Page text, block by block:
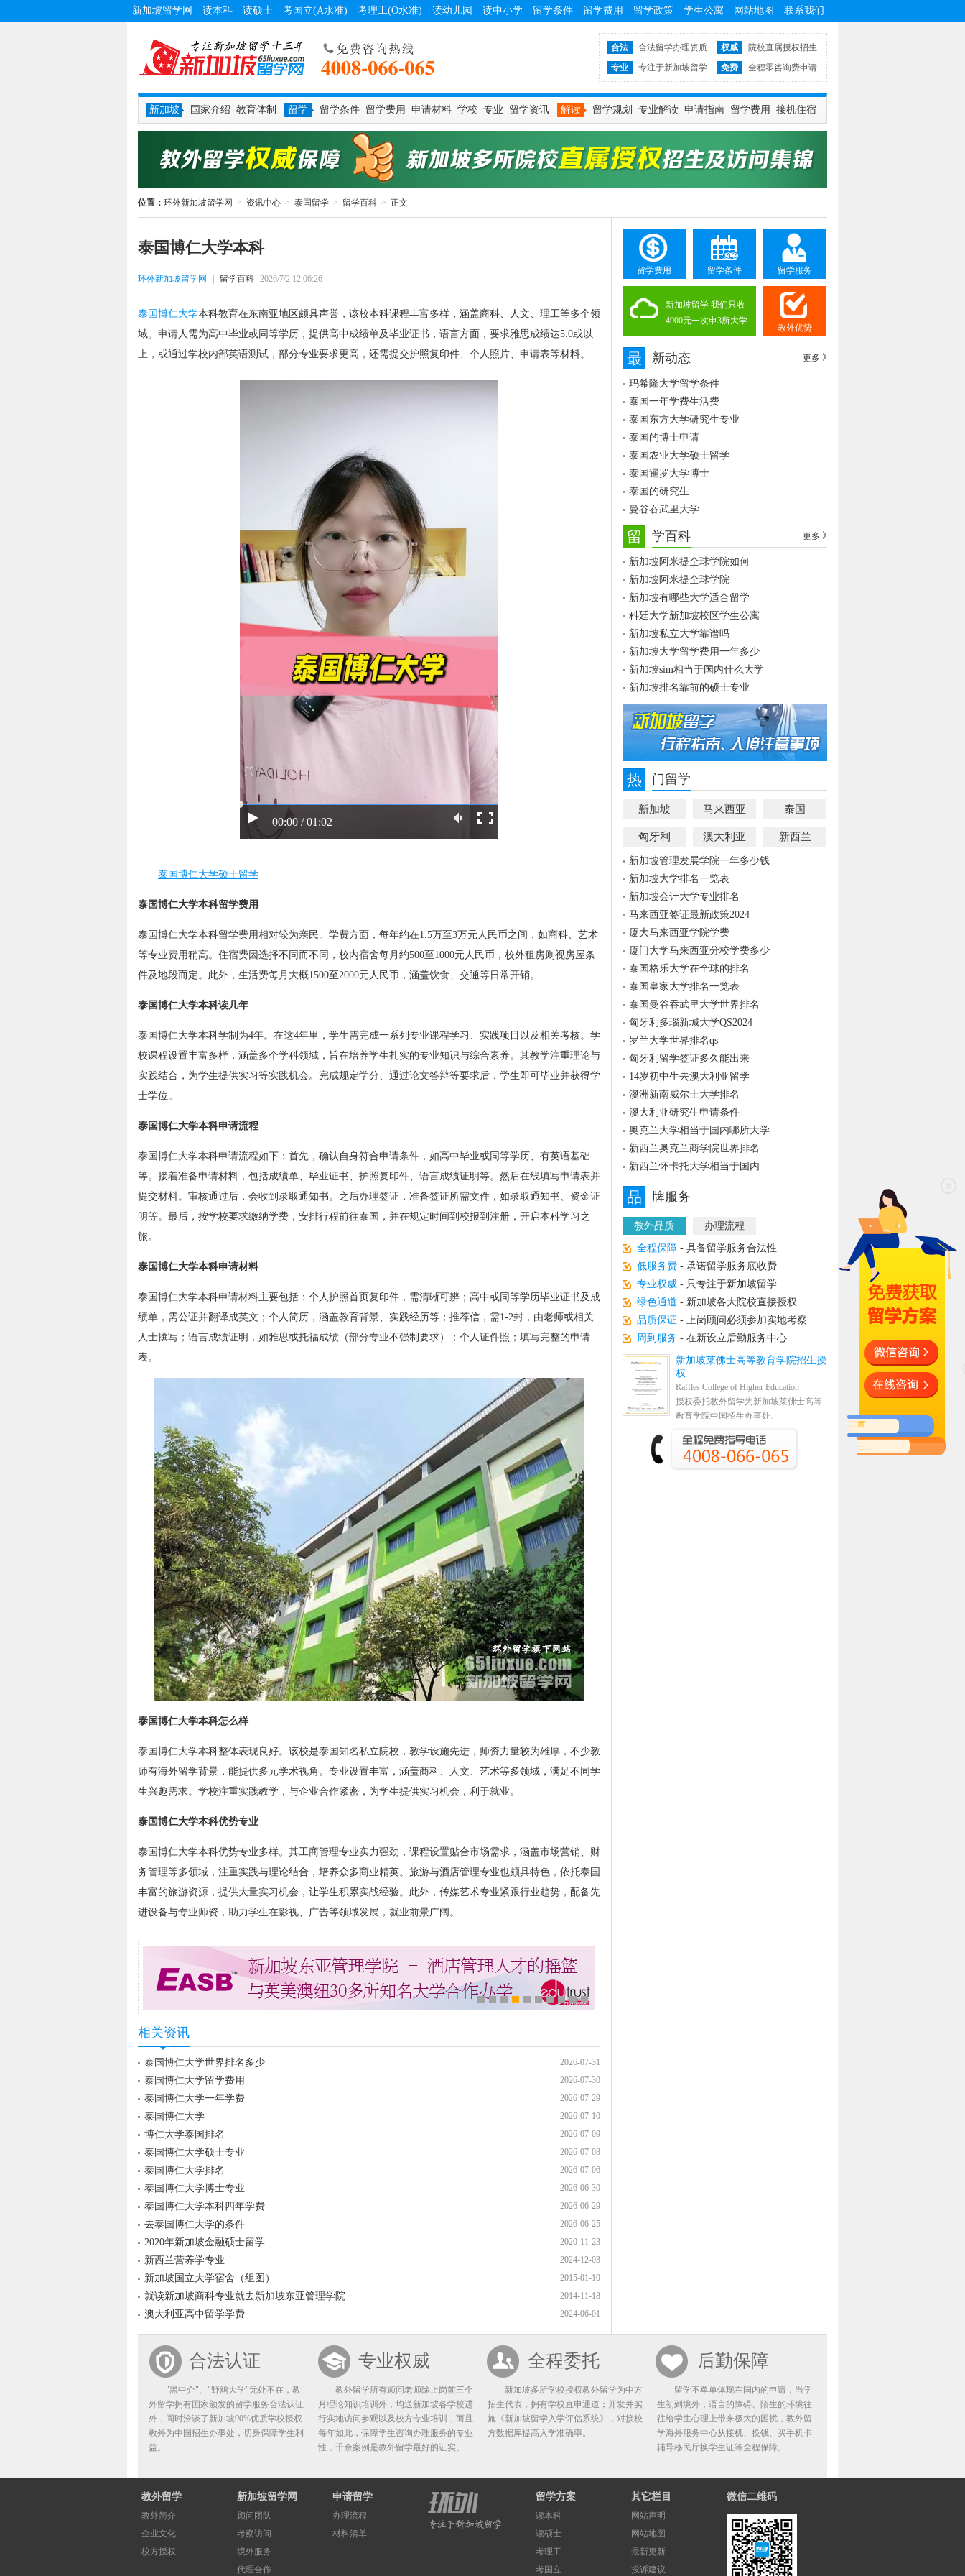
新加坡留学网 读本科 读硕士 考国立(A水准) 考理工(O水准) 读幼儿园 读中小学 留学条件 留学费用 留学政策 学生公寓 网站地图 联系我们
合法 合法留学办理资质 权威
院校直属授权招生
专业
专注于新加坡留学 免费 全程零咨询费申请
新加坡 国家介绍 教育体制 留学 留学条件 留学费用 申请材料 学校 专业 留学资讯 解读 留学规划 专业解读 申请指南 留学费用 接机住宿
位置： 环外新加坡留学网 > 资讯中心 > 泰国留学 > 留学百科 > 正文
泰国博仁大学本科
环外新加坡留学网 留学百科 2026/7/2 12:06:26
泰国博仁大学本科教育在东南亚地区颇具声誉，该校本科课程丰富多样，涵盖商科、人文、理工等多个领
域。申请人需为高中毕业或同等学历，提供高中成绩单及毕业证书，语言方面，要求雅思成绩达5.0或以
上，或通过学校内部英语测试，部分专业要求更高，还需提交护照复印件、个人照片、申请表等材料。
00:00 / 01:02
泰国博仁大学硕士留学
泰国博仁大学本科留学费用
泰国博仁大学本科留学费用相对较为亲民。学费方面，每年约在1.5万至3万元人民币之间，如商科、艺术
等专业费用稍高。住宿费因选择不同而不同，校内宿舍每月约500至1000元人民币，校外租房则视房屋条
件及地段而定。此外，生活费每月大概1500至2000元人民币，涵盖饮食、交通等日常开销。
泰国博仁大学本科读几年
泰国博仁大学本科学制为4年。在这4年里，学生需完成一系列专业课程学习、实践项目以及相关考核。学
校课程设置丰富多样，涵盖多个学科领域，旨在培养学生扎实的专业知识与综合素养。其教学注重理论与
实践结合，为学生提供实习等实践机会。完成规定学分、通过论文答辩等要求后，学生即可毕业并获得学
士学位。
泰国博仁大学本科申请流程
泰国博仁大学本科申请流程如下：首先，确认自身符合申请条件，如高中毕业或同等学历、有英语基础
等。接着准备申请材料，包括成绩单、毕业证书、护照复印件、语言成绩证明等。然后在线填写申请表并
提交材料。审核通过后，会收到录取通知书。之后办理签证，准备签证所需文件，如录取通知书、资金证
明等。最后，按学校要求缴纳学费，安排行程前往泰国，并在规定时间到校报到注册，开启本科学习之
旅。
泰国博仁大学本科申请材料
泰国博仁大学本科申请材料主要包括：个人护照首页复印件，需清晰可辨；高中或同等学历毕业证书及成
绩单，需公证并翻译成英文；个人简历，涵盖教育背景、实践经历等；推荐信，需1-2封，由老师或相关
人士撰写；语言成绩证明，如雅思或托福成绩（部分专业不强制要求）；个人证件照；填写完整的申请
表。
泰国博仁大学本科怎么样
泰国博仁大学本科整体表现良好。该校是泰国知名私立院校，教学设施先进，师资力量较为雄厚，不少教
师有海外留学背景，能提供多元学术视角。专业设置丰富，涵盖商科、人文、艺术等多领域，满足不同学
生兴趣需求。学校注重实践教学，与企业合作紧密，为学生提供实习机会，利于就业。
泰国博仁大学本科优势专业
泰国博仁大学本科优势专业多样。其工商管理专业实力强劲，课程设置贴合市场需求，涵盖市场营销、财
务管理等多领域，注重实践与理论结合，培养众多商业精英。旅游与酒店管理专业也颇具特色，依托泰国
丰富的旅游资源，提供大量实习机会，让学生积累实战经验。此外，传媒艺术专业紧跟行业趋势，配备先
进设备与专业师资，助力学生在影视、广告等领域发展，就业前景广阔。
相关资讯
2026-07-31
泰国博仁大学世界排名多少
2026-07-30
泰国博仁大学留学费用
2026-07-29
泰国博仁大学一年学费
2026-07-10
泰国博仁大学
2026-07-09
博仁大学泰国排名
2026-07-08
泰国博仁大学硕士专业
2026-07-06
泰国博仁大学排名
2026-06-30
泰国博仁大学博士专业
2026-06-29
泰国博仁大学本科四年学费
2026-06-25
去泰国博仁大学的条件
2020-11-23
2020年新加坡金融硕士留学
2024-12-03
新西兰营养学专业
2015-01-10
新加坡国立大学宿舍（组图）
2014-11-18
就读新加坡商科专业就去新加坡东亚管理学院
2024-06-01
澳大利亚高中留学学费
留学费用 留学条件 留学服务
新加坡留学 我们只收
4900元一次申3所大学
教外优势
最 新动态 更多
玛希隆大学留学条件
泰国一年学费生活费
泰国东方大学研究生专业
泰国的博士申请
泰国农业大学硕士留学
泰国暹罗大学博士
泰国的研究生
曼谷吞武里大学
留 学百科 更多
新加坡阿米提全球学院如何
新加坡阿米提全球学院
新加坡有哪些大学适合留学
科廷大学新加坡校区学生公寓
新加坡私立大学靠谱吗
新加坡大学留学费用一年多少
新加坡sim相当于国内什么大学
新加坡排名靠前的硕士专业
热 门留学
新加坡 马来西亚 泰国
匈牙利 澳大利亚 新西兰
新加坡管理发展学院一年多少钱
新加坡大学排名一览表
新加坡会计大学专业排名
马来西亚签证最新政策2024
厦大马来西亚学院学费
厦门大学马来西亚分校学费多少
泰国格乐大学在全球的排名
泰国皇家大学排名一览表
泰国曼谷吞武里大学世界排名
匈牙利多瑙新城大学QS2024
罗兰大学世界排名qs
匈牙利留学签证多久能出来
14岁初中生去澳大利亚留学
澳洲新南威尔士大学排名
澳大利亚研究生申请条件
奥克兰大学相当于国内哪所大学
新西兰奥克兰商学院世界排名
新西兰怀卡托大学相当于国内
品 牌服务
教外品质 办理流程
全程保障 - 具备留学服务合法性
低服务费 - 承诺留学服务底收费
专业权威 - 只专注于新加坡留学
绿色通道 - 新加坡各大院校直接授权
品质保证 - 上岗顾问必须参加实地考察
周到服务 - 在新设立后勤服务中心
合法认证
"黑中介"、"野鸡大学"无处不在，教
外留学拥有国家颁发的留学服务合法认证
外，同时洽谈了新加坡90%优质学校授权
教外为中国招生办事处，切身保障学生利
益。
专业权威
教外留学所有顾问老师除上岗前三个
月理论知识培训外，均送新加坡各学校进
行实地访问参观以及校方专业培训，而且
每年如此，保障学生咨询办理服务的专业
性，千余案例是教外留学最好的证实。
全程委托
新加坡多所学校授权教外留学为中方
招生代表，拥有学校直申通道；开发并实
施《新加坡留学入学评估系统》，对接校
方数据库提高入学准确率。
后勤保障
留学不单单体现在国内的申请，当学
生初到境外，语言的障碍、陌生的环境往
往给学生心理上带来极大的困扰，教外留
学海外服务中心从接机、换钱、买手机卡
辅导移民厅换学生证等全程保障。
教外留学
教外简介
企业文化
校方授权
新加坡留学网
顾问团队
考察访问
境外服务
代理合作
申请留学
办理流程
材料清单
留学方案
读本科
读硕士
考理工
考国立
其它栏目
网站声明
网站地图
最新更新
投诉建议
微信二维码